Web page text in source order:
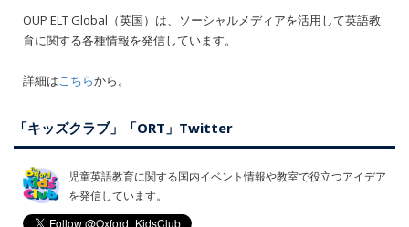
OUP ELT Global（英国）は、ソーシャルメディアを活用して英語教
育に関する各種情報を発信しています。
詳細は こちらから。
「キッズクラブ」「ORT」Twitter
児童英語教育に関する国内イベント情報や教室で役立つアイデア
を発信しています。